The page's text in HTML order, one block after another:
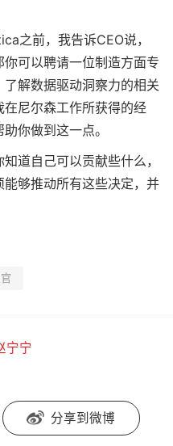
之前，我告诉CEO说，
可以聘请一位制造方面专
解数据驱动洞察力的相关
尼尔森工作所获得的经
你做到这一点。
道自己可以贡献些什么，
够推动所有这些决定，并
宁宁
分享到微博